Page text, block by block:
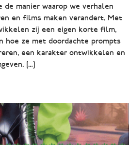
manier waarop we verhalen
en films maken verandert. Met
zij een eigen korte film,
hoe ze met doordachte prompts
een karakter ontwikkelen en
[…]